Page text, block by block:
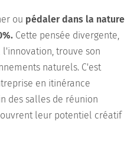
ou pédaler dans la nature
Cette pensée divergente,
trouve son
naturels. C'est
en itinérance
des salles de réunion
leur potentiel créatif